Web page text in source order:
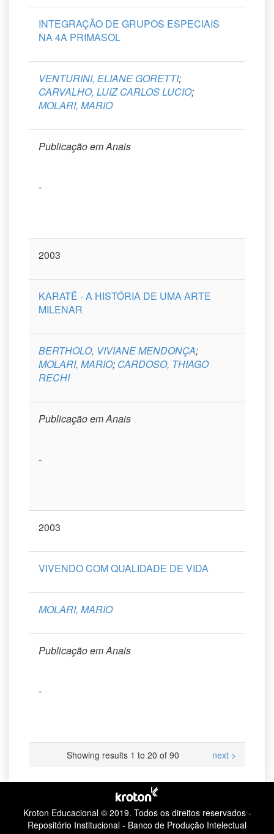
INTEGRAÇÃO DE GRUPOS ESPECIAIS
NA 4A PRIMASOL
VENTURINI, ELIANE GORETTI;
CARVALHO, LUIZ CARLOS LUCIO;
MOLARI, MARIO
Publicação em Anais
-
2003
KARATÊ - A HISTÓRIA DE UMA ARTE
MILENAR
BERTHOLO, VIVIANE MENDONÇA;
MOLARI, MARIO; CARDOSO, THIAGO
RECHI
Publicação em Anais
-
2003
VIVENDO COM QUALIDADE DE VIDA
MOLARI, MARIO
Publicação em Anais
-
Showing results 1 to 20 of 90 next >
Kroton Educacional © 2019. Todos os direitos reservados -
Repositório Institucional - Banco de Produção Intelectual